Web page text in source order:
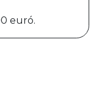
euró.